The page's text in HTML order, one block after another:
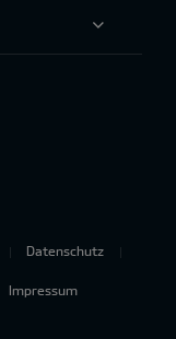
Datenschutz
Impressum